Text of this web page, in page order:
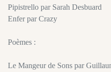
Pipistrello par Sarah Desbuard
Enfer par Crazy
Poèmes :
Le Mangeur de Sons par